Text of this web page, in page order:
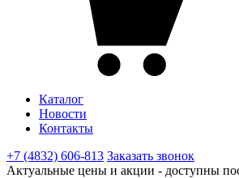
Каталог
Новости
Контакты
+7 (4832) 606-813 Заказать звонок
Актуальные цены и акции - доступны